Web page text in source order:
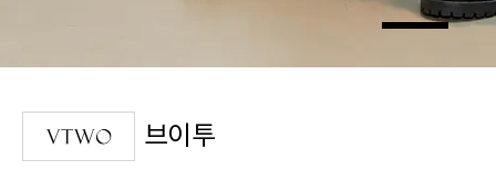
브이투